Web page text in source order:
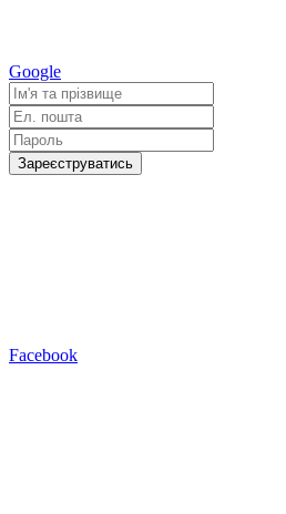
Google
Зареєструватись
Facebook